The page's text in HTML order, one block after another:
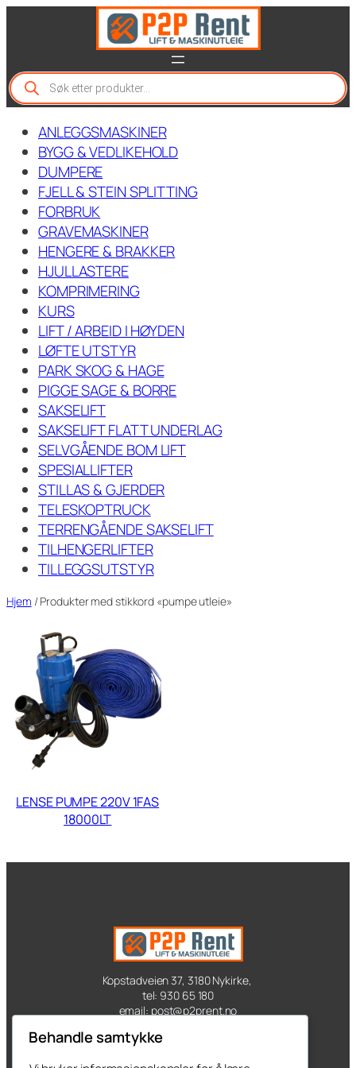
P
r
o
ANLEGGSMASKINER
BYGG & VEDLIKEHOLD
DUMPERE
FJELL & STEIN SPLITTING
FORBRUK
GRAVEMASKINER
HENGERE & BRAKKER
HJULLASTERE
KOMPRIMERING
KURS
LIFT / ARBEID I HØYDEN
LØFTE UTSTYR
PARK SKOG & HAGE
PIGGE SAGE & BORRE
SAKSELIFT
SAKSELIFT FLATT UNDERLAG
SELVGÅENDE BOM LIFT
SPESIALLIFTER
STILLAS & GJERDER
TELESKOPTRUCK
TERRENGÅENDE SAKSELIFT
TILHENGERLIFTER
TILLEGGSUTSTYR
Hjem / Produkter med stikkord «pumpe utleie»
LENSE PUMPE 220V 1FAS
18000LT
Kopstadveien 37, 3180 Nykirke,
tel: 930 65 180
email: post@p2prent.no
Kontakt oss
Behandle samtykke